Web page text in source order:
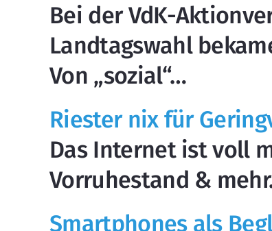
Bei der VdK-
Landtagswahl
Von „sozial“…
Riester nix für
Das Internet ist voll
Vorruhestand &
Smartphones als